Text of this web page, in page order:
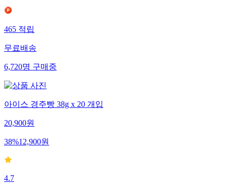
465적립
무료배송
6,720명구매중
아이스 경주빵 38g x 20 개입
20,900원
38%12,900원
4.7